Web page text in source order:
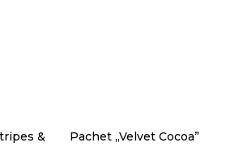
&
Pachet „Velvet Cocoa”